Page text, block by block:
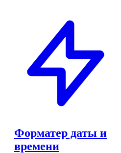
Форматер даты и
времени